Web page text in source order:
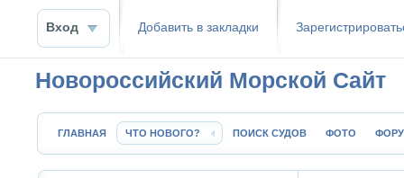
Вход Добавить в закладки
Новороссийский Морской Сайт
ГЛАВНАЯ ЧТО НОВОГО? ПОИСК СУДОВ ФОТО